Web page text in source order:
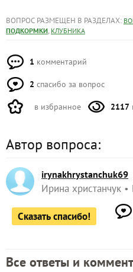
ВОПРОС РАЗМЕЩЕН В РАЗДЕЛАХ:
ПОДКОРМКИ, КЛУБНИКА
1 комментарий
2 спасибо за вопрос
в избранное 2117
Автор вопроса:
irynakhrystanchuk69
Ирина христанчук
Сказать спасибо!
Все ответы и